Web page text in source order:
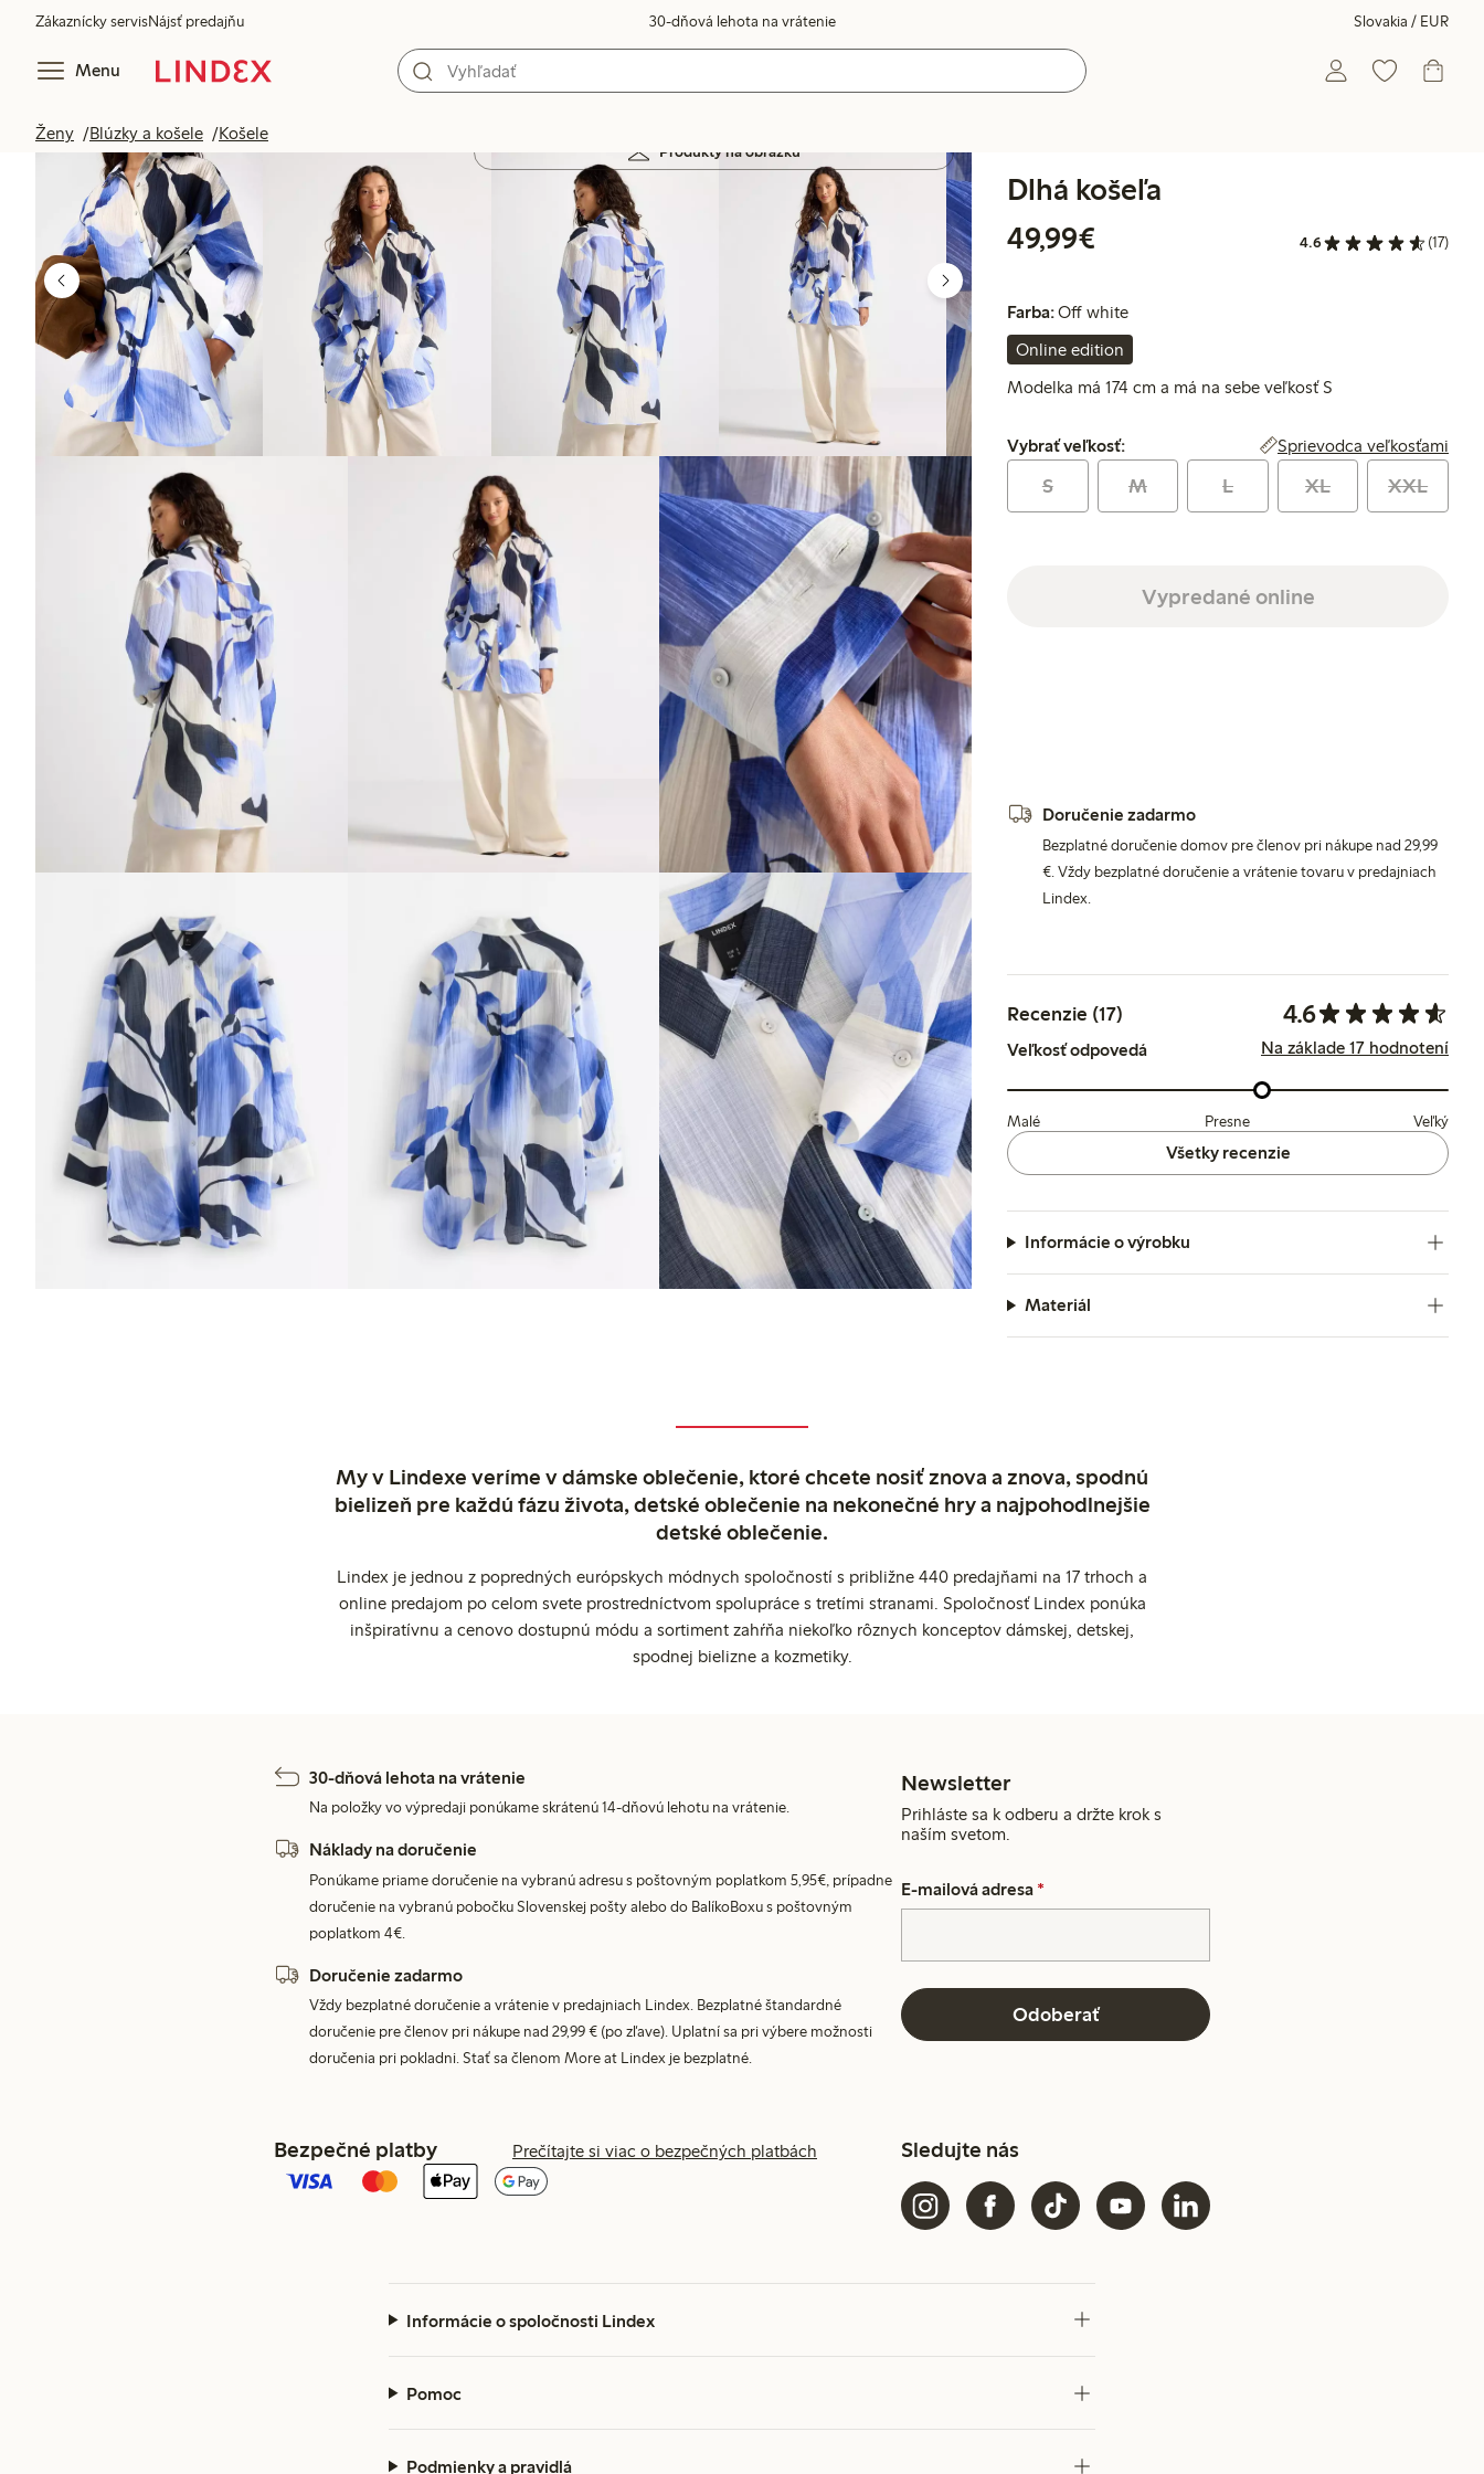
Zákaznícky servisNájsť predajňu 30-dňová lehota na vrátenie Slovakia / EUR
Menu
Ženy Blúzky a košele Košele
Produkty na obrázku
Dlhá košeľa
49,99€
4.6 (17)
Farba:Off white
Online edition
Modelka má 174 cm a má na sebe veľkosť S
Vybrať veľkosť:
Vybrať veľkosť: Sprievodca veľkosťami
S M L XL XXL
Vypredané online
Doručenie zadarmo
Bezplatné doručenie domov pre členov pri nákupe nad 29,99
€. Vždy bezplatné doručenie a vrátenie tovaru v predajniach
Lindex.
Recenzie (17) 4.6
Veľkosť odpovedá Na základe 17 hodnotení
Malé Presne Veľký
Všetky recenzie
Informácie o výrobku
Materiál
My v Lindexe veríme v dámske oblečenie, ktoré chcete nosiť znova a znova, spodnú
bielizeň pre každú fázu života, detské oblečenie na nekonečné hry a najpohodlnejšie
detské oblečenie.
Lindex je jednou z popredných európskych módnych spoločností s približne 440 predajňami na 17 trhoch a
online predajom po celom svete prostredníctvom spolupráce s tretími stranami. Spoločnosť Lindex ponúka
inšpiratívnu a cenovo dostupnú módu a sortiment zahŕňa niekoľko rôznych konceptov dámskej, detskej,
spodnej bielizne a kozmetiky.
30-dňová lehota na vrátenie
Na položky vo výpredaji ponúkame skrátenú 14-dňovú lehotu na vrátenie.
Náklady na doručenie
Ponúkame priame doručenie na vybranú adresu s poštovným poplatkom 5,95€, prípadne
doručenie na vybranú pobočku Slovenskej pošty alebo do BalíkoBoxu s poštovným
poplatkom 4€.
Doručenie zadarmo
Vždy bezplatné doručenie a vrátenie v predajniach Lindex. Bezplatné štandardné
doručenie pre členov pri nákupe nad 29,99 € (po zľave). Uplatní sa pri výbere možnosti
doručenia pri pokladni. Stať sa členom More at Lindex je bezplatné.
Newsletter
Prihláste sa k odberu a držte krok s
naším svetom.
E-mailová adresa *
Odoberať
Bezpečné platby Prečítajte si viac o bezpečných platbách Sledujte nás
Informácie o spoločnosti Lindex
Pomoc
Podmienky a pravidlá